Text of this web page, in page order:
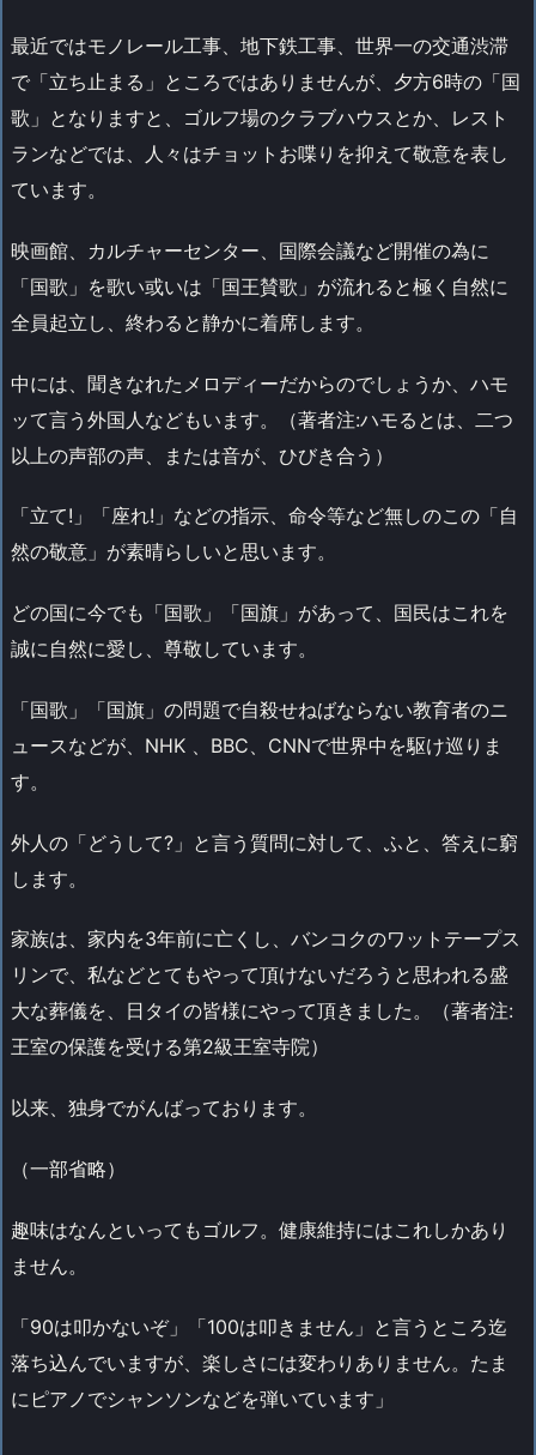
最近ではモノレール工事、地下鉄工事、世界一の交通渋滞
で「立ち止まる」ところではありませんが、夕方6時の「国
歌」となりますと、ゴルフ場のクラブハウスとか、レスト
ランなどでは、人々はチョットお喋りを抑えて敬意を表し
ています。
映画館、カルチャーセンター、国際会議など開催の為に
「国歌」を歌い或いは「国王賛歌」が流れると極く自然に
全員起立し、終わると静かに着席します。
中には、聞きなれたメロディーだからのでしょうか、ハモ
ッて言う外国人などもいます。（著者注:ハモるとは、二つ
以上の声部の声、または音が、ひびき合う）
「立て!」「座れ!」などの指示、命令等など無しのこの「自
然の敬意」が素晴らしいと思います。
どの国に今でも「国歌」「国旗」があって、国民はこれを
誠に自然に愛し、尊敬しています。
「国歌」「国旗」の問題で自殺せねばならない教育者のニ
ュースなどが、NHK 、BBC、CNNで世界中を駆け巡りま
す。
外人の「どうして?」と言う質問に対して、ふと、答えに窮
します。
家族は、家内を3年前に亡くし、バンコクのワットテープス
リンで、私などとてもやって頂けないだろうと思われる盛
大な葬儀を、日タイの皆様にやって頂きました。（著者注:
王室の保護を受ける第2級王室寺院）
以来、独身でがんばっております。
（一部省略）
趣味はなんといってもゴルフ。健康維持にはこれしかあり
ません。
「90は叩かないぞ」「100は叩きません」と言うところ迄
落ち込んでいますが、楽しさには変わりありません。たま
にピアノでシャンソンなどを弾いています」